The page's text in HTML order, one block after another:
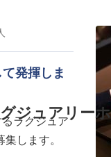
ジュアリー
発揮しま
ラグジュア
します。